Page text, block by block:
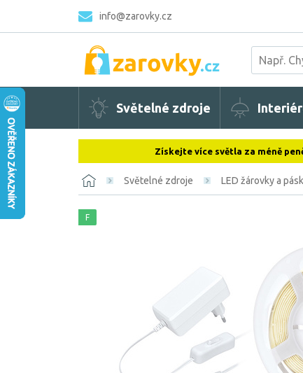
info@zarovky.cz
Světelné zdroje
Získejte více světla za méně
Světelné zdroje LED žárovky a
F